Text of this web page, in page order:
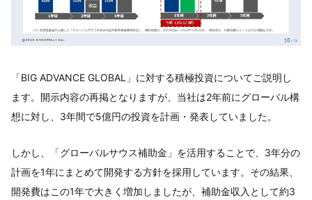
「BIG ADVANCE GLOBAL」に対する積極投資についてご説明し
ます。開示内容の再掲となりますが、当社は2年前にグローバル構
想に対し、3年間で5億円の投資を計画・発表していました。
しかし、「グローバルサウス補助金」を活用することで、3年分の
計画を1年にまとめて開発する方針を採用しています。その結果、
開発費はこの1年で大きく増加しましたが、補助金収入として約3